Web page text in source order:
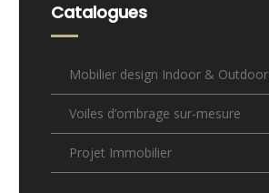
Catalogues
Mobilier design Indoor & Outdoor
Voiles d’ombrage sur-mesure
Projet Immobilier